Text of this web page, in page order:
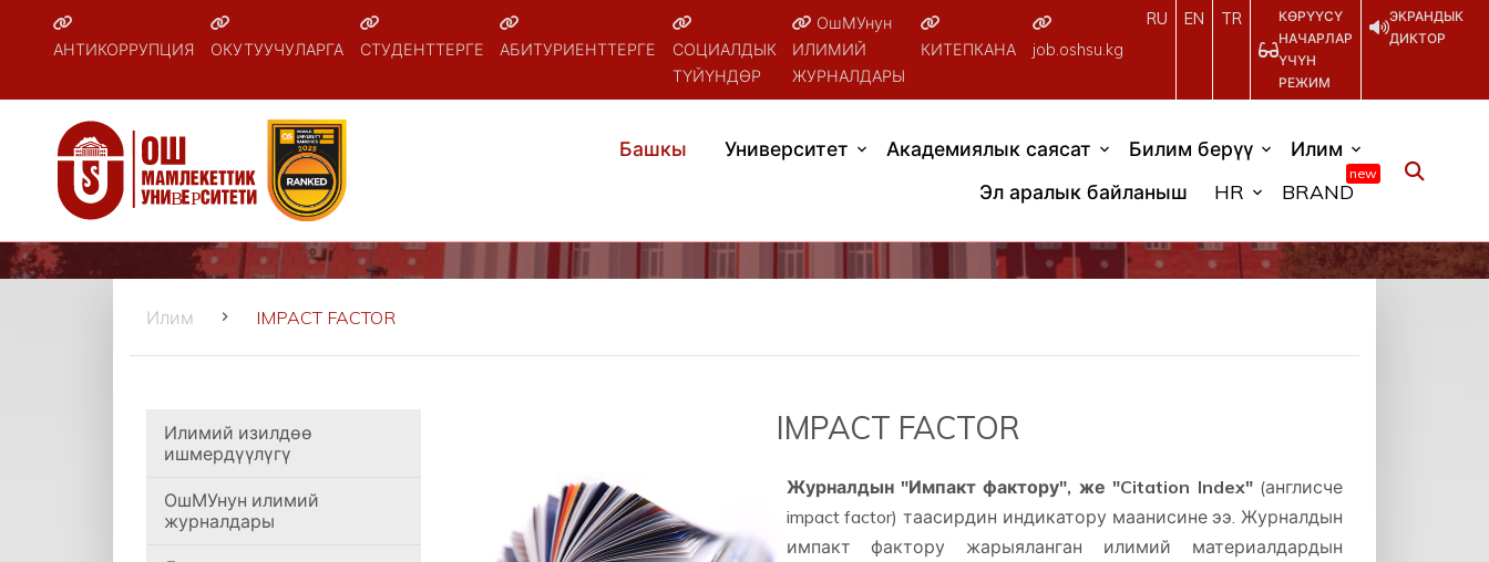
АНТИКОРРУПЦИЯ ОКУТУУЧУЛАРГА СТУДЕНТТЕРГЕ АБИТУРИЕНТТЕРГЕ
СОЦИАЛДЫК
ТҮЙҮНДӨР
ОшМУнун
ИЛИМИЙ
ЖУРНАЛДАРЫ
КИТЕПКАНА job.oshsu.kg
RU EN TR
КӨРҮҮСҮ
НАЧАРЛАР
ҮЧҮН
РЕЖИМ
ЭКРАНДЫК
ДИКТОР
Башкы Университет Академиялык саясат Билим берүү
Илим
Эл аралык байланыш
HR BRAND
new
Илим IMPACT FACTOR
Илимий изилдөө
ишмердүүлүгү
ОшМУнун илимий
журналдары
IMPACT FACTOR
Журналдын "Импакт фактору", же "Citation Index"(англисче
impact factor) таасирдин индикатору маанисине ээ. Журналдын
импакт фактору жарыяланган илимий материалдардын